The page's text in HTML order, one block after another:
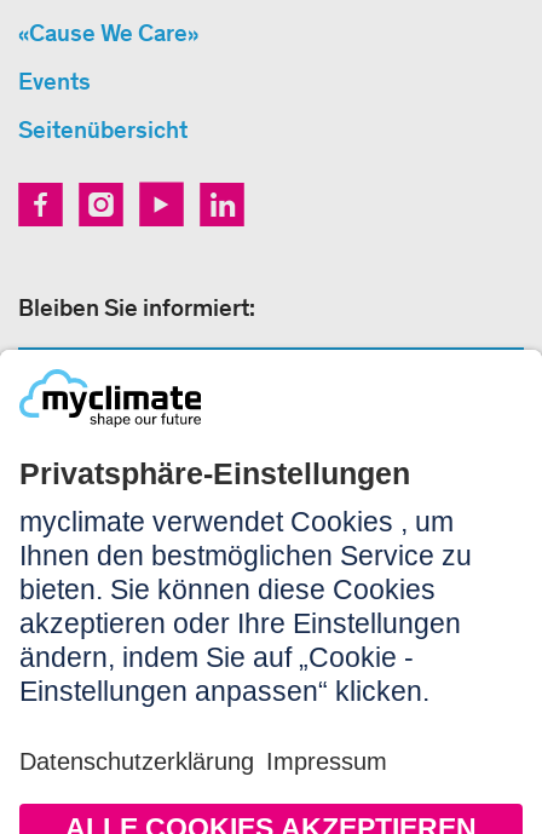
«Cause We Care»
Events
Seitenübersicht
Bleiben Sie informiert:
Rechtliches:
Impressum
Nutzungshinweis
AGB
Datenschutz
Barrierefreiheit